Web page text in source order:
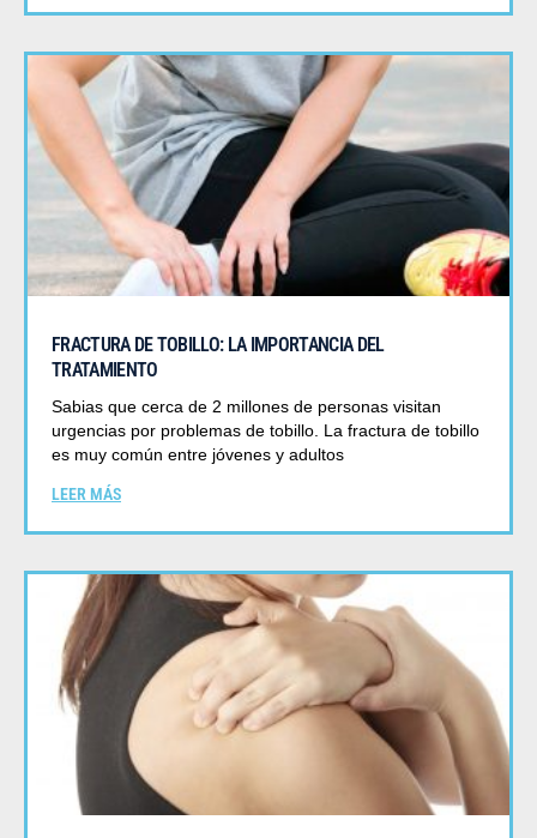
FRACTURA DE TOBILLO: LA IMPORTANCIA DEL
TRATAMIENTO
Sabias que cerca de 2 millones de personas visitan
urgencias por problemas de tobillo. La fractura de tobillo
es muy común entre jóvenes y adultos
LEER MÁS